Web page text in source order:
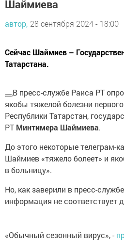
Шаймиева
автор, 28 сентября 2024 - 18:00
Сейчас Шаймиев –
Татарстана.
В пресс-службе Раиса РТ
якобы тяжелой болезни
Республики Татарстан,
РТ Минтимера Шаймиева.
До этого некоторые телеграм-
Шаймиев «тяжело болеет» и
в больницу».
Но, как заверили в пресс-
информация не соответствует
«Обычный сезонный вирус», -